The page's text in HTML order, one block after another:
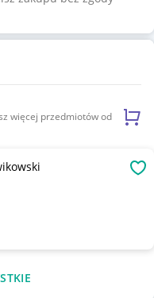
więcej przedmiotów od